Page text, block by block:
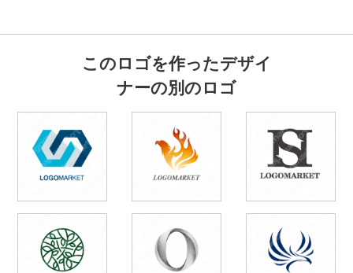
このロゴを作ったデザイ
ナーの別のロゴ